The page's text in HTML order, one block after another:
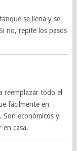
se llena y se
no, repite los pasos
reemplazar todo el
fácilmente en
Son económicos y
en casa.